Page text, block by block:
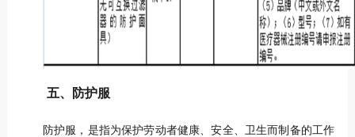
五、防护服
防护服，是指为保护劳动者健康、安全、卫生而制备的工作